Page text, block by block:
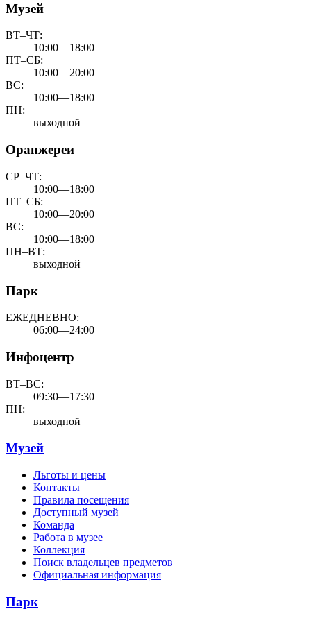
Музей
ВТ–ЧТ:
10:00—18:00
ПТ–СБ:
10:00—20:00
ВС:
10:00—18:00
ПН:
выходной
Оранжереи
СР–ЧТ:
10:00—18:00
ПТ–СБ:
10:00—20:00
ВС:
10:00—18:00
ПН–ВТ:
выходной
Парк
ЕЖЕДНЕВНО:
06:00—24:00
Инфоцентр
ВТ–ВС:
09:30—17:30
ПН:
выходной
Музей
Льготы и цены
Контакты
Правила посещения
Доступный музей
Команда
Работа в музее
Коллекция
Поиск владельцев предметов
Официальная информация
Парк